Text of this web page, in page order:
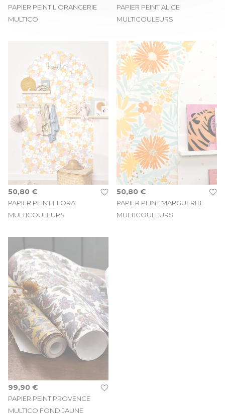
PAPIER PEINT L'ORANGERIE
MULTICO
PAPIER PEINT ALICE
MULTICOULEURS
PAPIER PEINT FLORA
MULTICOULEURS
50,80 €
PAPIER PEINT MARGUERITE
MULTICOULEURS
50,80 €
PAPIER PEINT PROVENCE
MULTICO FOND JAUNE
99,90 €